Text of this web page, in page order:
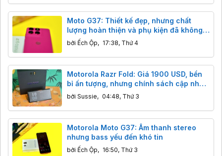
Moto G37: Thiết kế đẹp, nhưng chất
lượng hoàn thiện và phụ kiện đã không
còn như xưa
bởi Ếch Ộp, 17:38, Thứ 4
Motorola Razr Fold: Giá 1900 USD, bền
bỉ ấn tượng, nhưng chính sách cập nhật
có đáng lo?
bởi Sussie, 04:48, Thứ 3
Motorola Moto G37: Âm thanh stereo
nhưng bass yếu đến khó tin
bởi Ếch Ộp, 16:50, Thứ 3